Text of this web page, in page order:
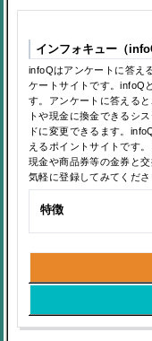
インフォキュー（
infoQはアンケートに答え
ケートサイトです。infoQ
す。アンケートに答える
トや現金に換金できるシ
ドに変更できるます。
えるポイントサイトです
現金や商品券等の金券と
気軽に登録してみてくださ
特徴